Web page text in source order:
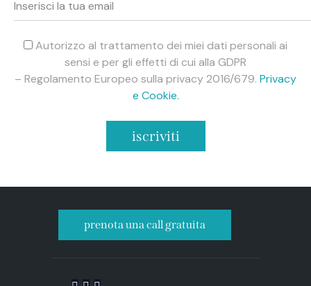
Autorizzo al trattamento dei miei dati personali ai
sensi e per gli effetti di cui alla GDPR
– Regolamento Europeo sulla privacy 2016/679. Privacy
e Cookie.
prenota una call gratuita